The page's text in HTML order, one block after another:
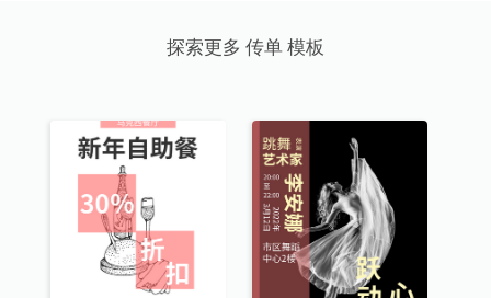
探索更多 传单 模板